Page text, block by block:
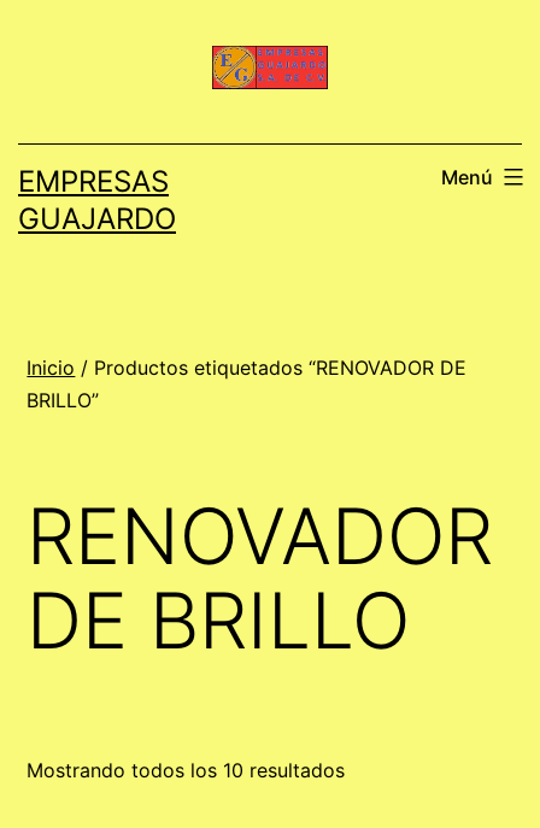
EMPRESAS
GUAJARDO
Menú
Inicio / Productos etiquetados “RENOVADOR DE
BRILLO”
RENOVADOR
DE BRILLO
Mostrando todos los 10 resultados